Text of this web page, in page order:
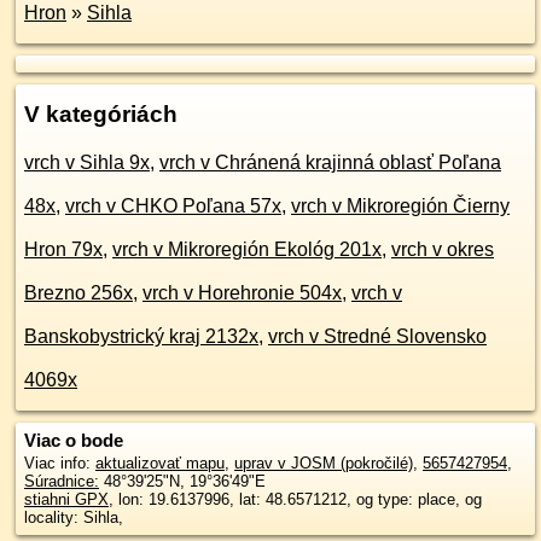
Hron » Sihla
V kategóriách
vrch v Sihla 9x, vrch v Chránená krajinná oblasť Poľana
48x, vrch v CHKO Poľana 57x, vrch v Mikroregión Čierny
Hron 79x, vrch v Mikroregión Ekológ 201x, vrch v okres
Brezno 256x, vrch v Horehronie 504x, vrch v
Banskobystrický kraj 2132x, vrch v Stredné Slovensko
4069x
Viac o bode
Viac info: aktualizovať mapu, uprav v JOSM (pokročilé), 5657427954,
Súradnice: 48°39'25"N, 19°36'49"E
stiahni GPX, lon: 19.6137996, lat: 48.6571212, og type: place, og
locality: Sihla,